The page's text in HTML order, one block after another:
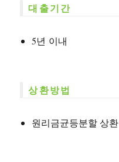
대출기간
5년 이내
상환방법
원리금균등분할 상환